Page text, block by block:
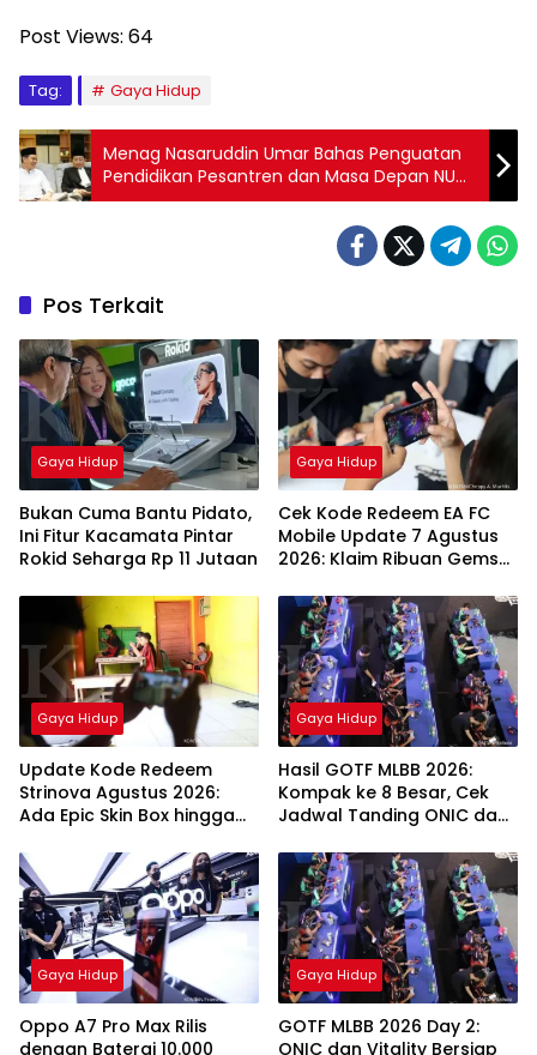
Post Views: 64
Tag: Gaya Hidup
Menag Nasaruddin Umar Bahas Penguatan
Pendidikan Pesantren dan Masa Depan NU
saat Kunjungi Pesantren Bina Insan Mulia
Pos Terkait
Gaya Hidup
Bukan Cuma Bantu Pidato,
Ini Fitur Kacamata Pintar
Rokid Seharga Rp 11 Jutaan
Gaya Hidup
Cek Kode Redeem EA FC
Mobile Update 7 Agustus
2026: Klaim Ribuan Gems
Gaya Hidup
Update Kode Redeem
Strinova Agustus 2026:
Ada Epic Skin Box hingga
Gaya Hidup
Hasil GOTF MLBB 2026:
Kompak ke 8 Besar, Cek
Jadwal Tanding ONIC dan
Gaya Hidup
Oppo A7 Pro Max Rilis
dengan Baterai 10.000
Gaya Hidup
GOTF MLBB 2026 Day 2:
ONIC dan Vitality Bersiap